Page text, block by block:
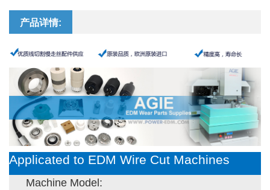
产品详情:
Applicated to EDM Wire Cut Machines
Machine Model: